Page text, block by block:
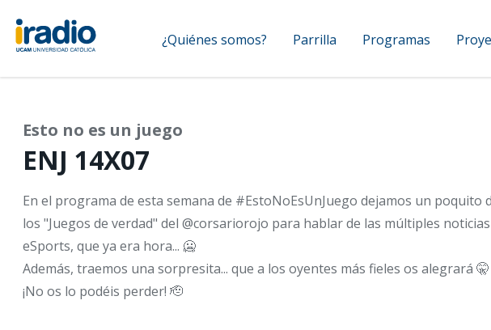
contenido
principal
Navegación
principal
¿Quiénes somos? Parrilla Programas
Esto no es un juego
ENJ 14X07
En el programa de esta semana de #EstoNoEsUnJuego dejamos un poquito
los "Juegos de verdad" del @corsariorojo para hablar de las múltiples
eSports, que ya era hora... 🥶
Además, traemos una sorpresita... que a los oyentes más fieles os alegrará 🤫
¡No os lo podéis perder! 🫡